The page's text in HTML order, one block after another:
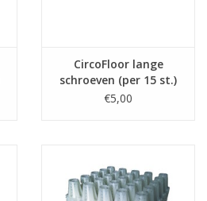
CircoFloor lange
schroeven (per 15 st.)
€5,00